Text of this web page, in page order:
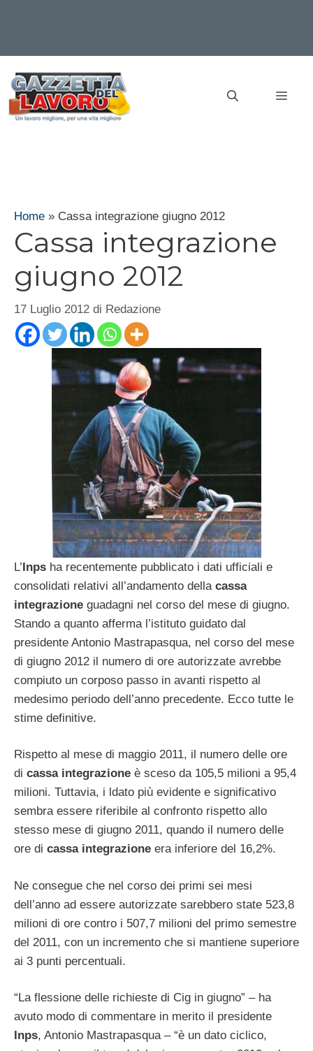
contenuto
Home » Cassa integrazione giugno 2012
Cassa integrazione
giugno 2012
17 Luglio 2012 di Redazione
L’Inps ha recentemente pubblicato i dati ufficiali e
consolidati relativi all’andamento della cassa
integrazione guadagni nel corso del mese di giugno.
Stando a quanto afferma l’istituto guidato dal
presidente Antonio Mastrapasqua, nel corso del mese
di giugno 2012 il numero di ore autorizzate avrebbe
compiuto un corposo passo in avanti rispetto al
medesimo periodo dell’anno precedente. Ecco tutte le
stime definitive.
Rispetto al mese di maggio 2011, il numero delle ore
di cassa integrazione è sceso da 105,5 milioni a 95,4
milioni. Tuttavia, i ldato più evidente e significativo
sembra essere riferibile al confronto rispetto allo
stesso mese di giugno 2011, quando il numero delle
ore di cassa integrazione era inferiore del 16,2%.
Ne consegue che nel corso dei primi sei mesi
dell’anno ad essere autorizzate sarebbero state 523,8
milioni di ore contro i 507,7 milioni del primo semestre
del 2011, con un incremento che si mantiene superiore
ai 3 punti percentuali.
“La flessione delle richieste di Cig in giugno” – ha
avuto modo di commentare in merito il presidente
Inps, Antonio Mastrapasqua – “è un dato ciclico,